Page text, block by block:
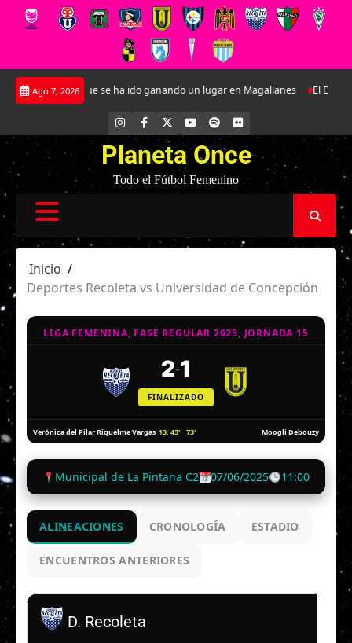
Saltar
Ago 7, 2026
defensa que se ha ido ganando un lugar en Magallanes El Estadio
INSTAGRAM
FACEBOOK YOUTUBE
SPOTIFYFLICKR
Planeta Once
Todo el Fútbol Femenino
Inicio
Deportes Recoleta vs Universidad de Concepción
LIGA FEMENINA, FASE REGULAR 2025, JORNADA 15
2-1
FINALIZADO
Verónica del Pilar Riquelme Vargas 13, 43' 73' Moogli Debouzy
Municipal de La Pintana C2 07/06/2025 11:00
ALINEACIONES CRONOLOGÍA ESTADIO
ENCUENTROS ANTERIORES
D. Recoleta